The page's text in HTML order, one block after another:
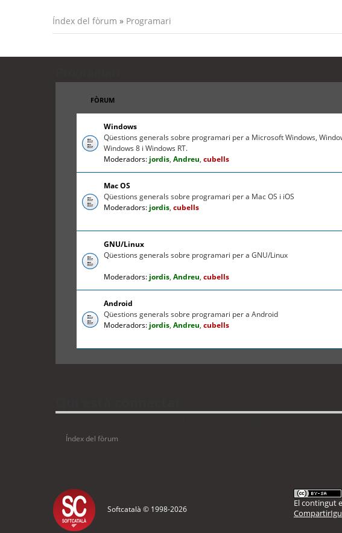
Índex del fòrum » Programari
FÒRUM
Windows
Qüestions generals sobre programari per a Microsoft Windows,
Windows 8 i Windows RT.
Moderadors: jordis, Andreu, cubells
Mac OS
Qüestions generals sobre programari per a Mac OS i iOS
Moderadors: jordis, cubells
GNU/Linux
Qüestions generals sobre programari per a GNU/Linux
Moderadors: jordis, Andreu, cubells
Android
Qüestions generals sobre programari per a Android
Moderadors: jordis, Andreu, cubells
Índex del fòrum
Softcatalà © 1998-2026
El contingut